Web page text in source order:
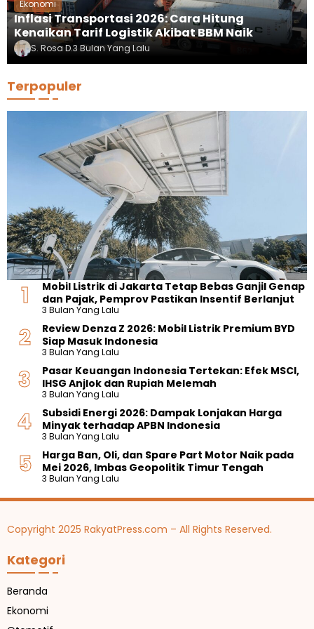
Ekonomi
Inflasi Transportasi 2026: Cara Hitung
Kenaikan Tarif Logistik Akibat BBM Naik
S. Rosa D.3 Bulan Yang Lalu
Terpopuler
Mobil Listrik di Jakarta Tetap Bebas Ganjil Genap
dan Pajak, Pemprov Pastikan Insentif Berlanjut
3 Bulan Yang Lalu
Review Denza Z 2026: Mobil Listrik Premium BYD
Siap Masuk Indonesia
3 Bulan Yang Lalu
Pasar Keuangan Indonesia Tertekan: Efek MSCI,
IHSG Anjlok dan Rupiah Melemah
3 Bulan Yang Lalu
Subsidi Energi 2026: Dampak Lonjakan Harga
Minyak terhadap APBN Indonesia
3 Bulan Yang Lalu
Harga Ban, Oli, dan Spare Part Motor Naik pada
Mei 2026, Imbas Geopolitik Timur Tengah
3 Bulan Yang Lalu
Copyright 2025 RakyatPress.com – All Rights Reserved.
Kategori
Beranda
Ekonomi